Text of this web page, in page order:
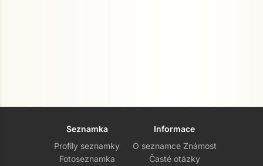
Seznamka
Profily seznamky
Fotoseznamka
Informace
O seznamce Známost
Časté otázky